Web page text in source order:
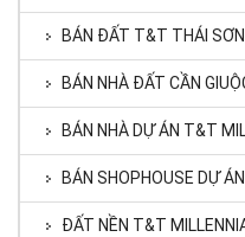
BÁN ĐẤT T&T THÁI SƠN
BÁN NHÀ ĐẤT CẦN
BÁN NHÀ DỰ ÁN T&T
BÁN SHOPHOUSE DỰ
ĐẤT NỀN T&T